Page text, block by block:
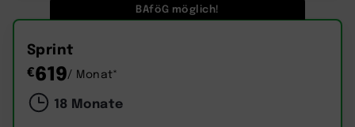
BAföG möglich!
Sprint
€619/ Monat*
18 Monate